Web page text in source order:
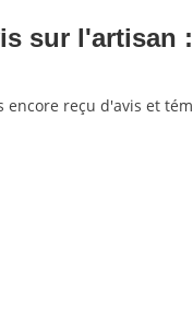
sur l'artisan
reçu d'avis et